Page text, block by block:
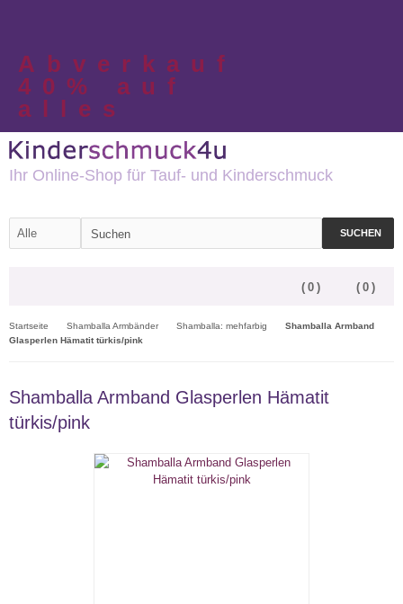
Abverkauf
40% auf
alles
Ihr Online-Shop für Tauf- und Kinderschmuck
SUCHEN
( 0 )
( 0 )
Startseite Shamballa Armbänder Shamballa: mehfarbig
Shamballa Armband
Glasperlen Hämatit türkis/pink
Shamballa Armband Glasperlen Hämatit
türkis/pink